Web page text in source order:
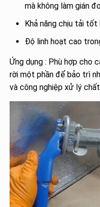
mà không làm gián
Khả năng chịu tải tốt
Độ linh hoạt cao
Ứng dụng : Phù hợp cho
rời một phần để bảo trì
và công nghiệp xử lý